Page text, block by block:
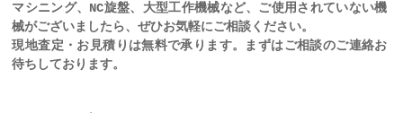
マシニング、NC旋盤、大型工作機械など、ご使用されていない機
械がございましたら、ぜひお気軽にご相談ください。
現地査定・お見積りは無料で承ります。まずはご相談のご連絡お
待ちしております。